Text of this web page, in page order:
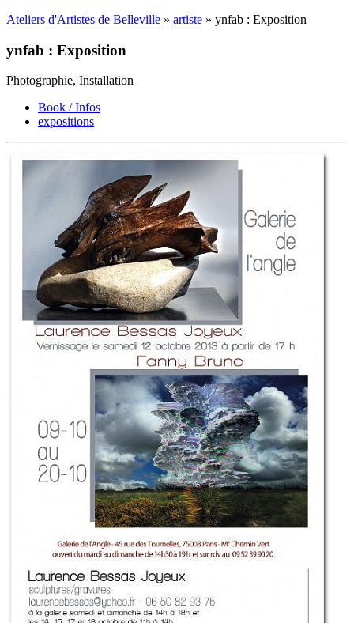
Ateliers d'Artistes de Belleville » artiste » ynfab : Exposition
ynfab : Exposition
Photographie, Installation
Book / Infos
expositions